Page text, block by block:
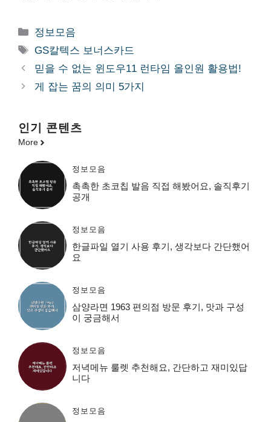
카
테
리
정보모음
태
그
GS칼텍스 보너스카드
믿을 수 없는 윈도우11 런타임 올인원 활용법!
게 잡는 꿈의 의미 5가지
인기 콘텐츠
More
정보모음
촉촉한 초코칩 발음 직접 해봤어요, 솔직후기
공개
정보모음
한글파일 열기 사용 후기, 생각보다 간단했어
요
정보모음
삼양라면 1963 편의점 방문 후기, 맛과 구성
이 궁금해서
정보모음
저녁메뉴 룰렛 추천해요, 간단하고 재미있답
니다
정보모음